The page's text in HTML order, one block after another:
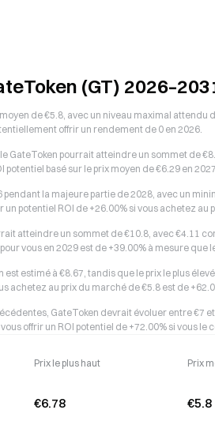
(GT)
de €5.8, avec un niveau maximal attendu
offrir un rendement de 0 en 2026.
GateToken pourrait atteindre un sommet de
basé sur le prix moyen de €6.29 en
la majeure partie de 2028, avec un
potentiel ROI de +26.00% si vous achetez au
atteindre un sommet de €10.8, avec €4.11
vous en 2029 est de +39.00% à mesure que
est estimé à €8.67, tandis que le prix le plus
achetez au prix du marché de €5.8 est de
GateToken devrait évoluer entre €7
offrir un ROI potentiel de +72.00% si vous le
Prix le plus haut Prix
€6.78 €5.8